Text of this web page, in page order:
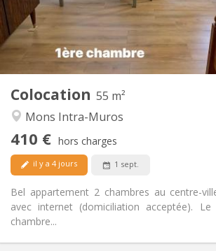
Colocation 55 m²
Mons Intra-Muros
410 € hors charges
il y a 4 jours 1 sept.
Bel appartement 2 chambres au centre-
avec internet (domiciliation acceptée).
chambre...
Privée